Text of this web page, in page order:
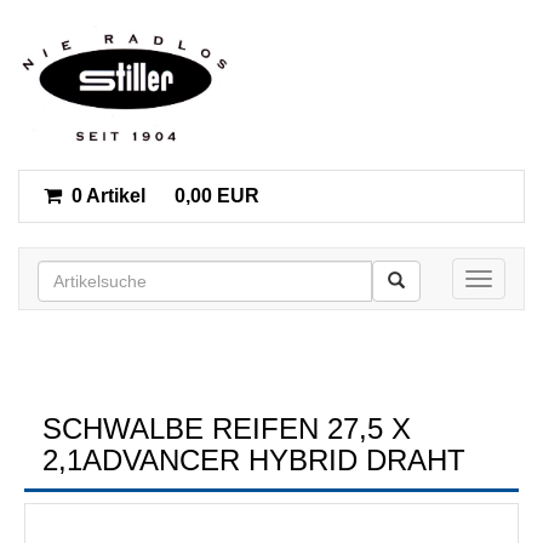
0 Artikel 0,00 EUR
Toggle
SCHWALBE REIFEN 27,5 X
2,1ADVANCER HYBRID DRAHT